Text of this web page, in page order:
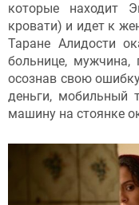
которые находит
кровати) и идет к
Таране Алидости
больнице,
осознав свою
деньги, мобильный
машину на стоянке